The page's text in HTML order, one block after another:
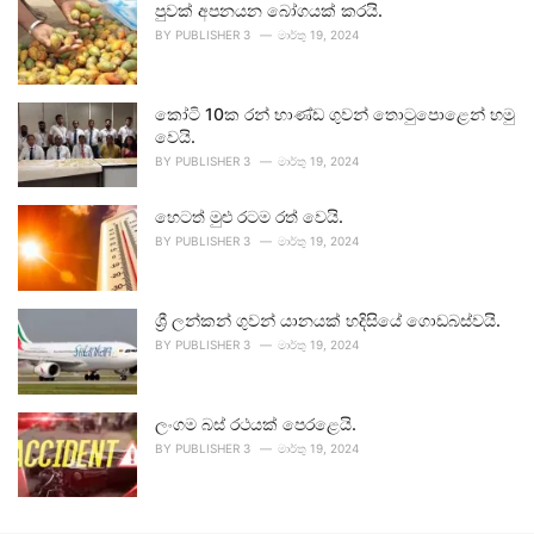
පුවක් අපනයන බෝගයක් කරයි.
BY PUBLISHER 3 මාර්තු 19, 2024
කෝටි 10ක රන් භාණ්ඩ ගුවන් තොටුපොළෙන් හමු
වෙයි.
BY PUBLISHER 3 මාර්තු 19, 2024
හෙටත් මුළු රටම රත් වෙයි.
BY PUBLISHER 3 මාර්තු 19, 2024
ශ්‍රී ලන්කන් ගුවන් යානයක් හදිසියේ ගොඩබස්වයි.
BY PUBLISHER 3 මාර්තු 19, 2024
ලංගම බස් රථයක් පෙරළෙයි.
BY PUBLISHER 3 මාර්තු 19, 2024